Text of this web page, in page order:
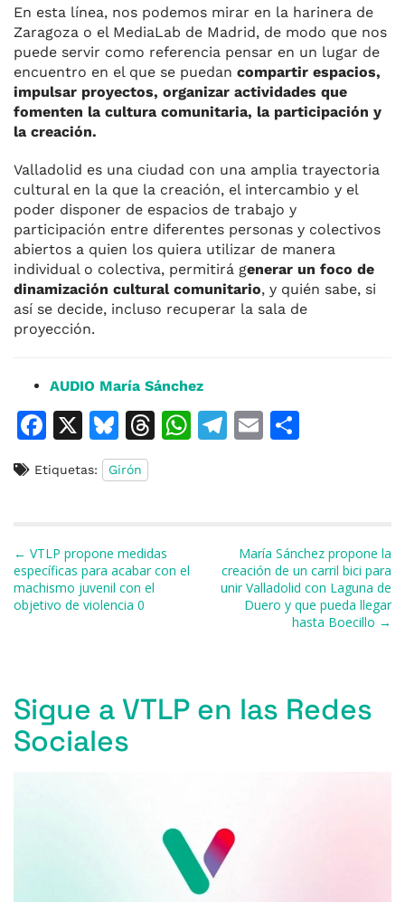
En esta línea, nos podemos mirar en la harinera de
Zaragoza o el MediaLab de Madrid, de modo que nos
puede servir como referencia pensar en un lugar de
encuentro en el que se puedan compartir espacios,
impulsar proyectos, organizar actividades que
fomenten la cultura comunitaria, la participación y
la creación.
Valladolid es una ciudad con una amplia trayectoria
cultural en la que la creación, el intercambio y el
poder disponer de espacios de trabajo y
participación entre diferentes personas y colectivos
abiertos a quien los quiera utilizar de manera
individual o colectiva, permitirá generar un foco de
dinamización cultural comunitario, y quién sabe, si
así se decide, incluso recuperar la sala de
proyección.
AUDIO María Sánchez
F
c
b
o
o
X
Bl
u
e
y
T
s
W T
a
m
E
ar
ti
r
Etiquetas: Girón
Navegación de entradas
← VTLP propone medidas
específicas para acabar con el
machismo juvenil con el
objetivo de violencia 0
María Sánchez propone la
creación de un carril bici para
unir Valladolid con Laguna de
Duero y que pueda llegar
hasta Boecillo →
Sigue a VTLP en las Redes
Sociales